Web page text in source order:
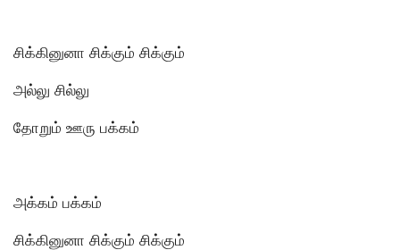
சிக்கினுனா சிக்கும் சிக்கும்
அல்லு சில்லு
தோறும் ஊரு பக்கம்
அக்கம் பக்கம்
சிக்கினுனா சிக்கும் சிக்கும்